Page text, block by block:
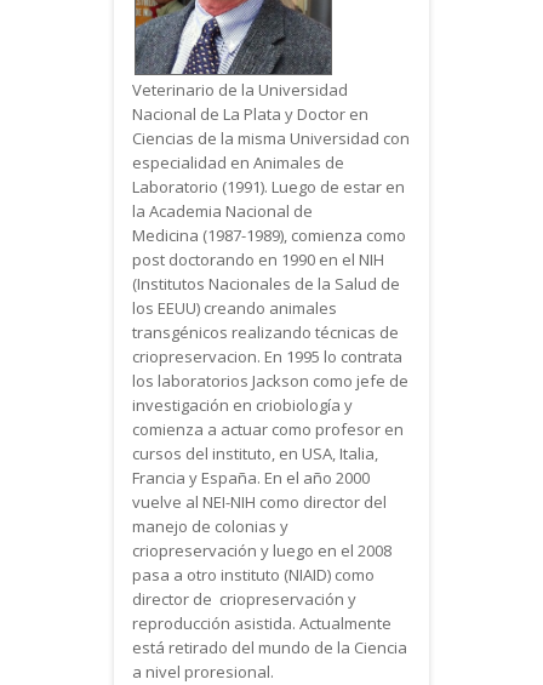
Veterinario de la Universidad
Nacional de La Plata y Doctor en
Ciencias de la misma Universidad con
especialidad en Animales de
Laboratorio (1991). Luego de estar en
la Academia Nacional de
Medicina (1987-1989), comienza como
post doctorando en 1990 en el NIH
(Institutos Nacionales de la Salud de
los EEUU) creando animales
transgénicos realizando técnicas de
criopreservacion. En 1995 lo contrata
los laboratorios Jackson como jefe de
investigación en criobiología y
comienza a actuar como profesor en
cursos del instituto, en USA, Italia,
Francia y España. En el año 2000
vuelve al NEI-NIH como director del
manejo de colonias y
criopreservación y luego en el 2008
pasa a otro instituto (NIAID) como
director de criopreservación y
reproducción asistida. Actualmente
está retirado del mundo de la Ciencia
a nivel proresional.